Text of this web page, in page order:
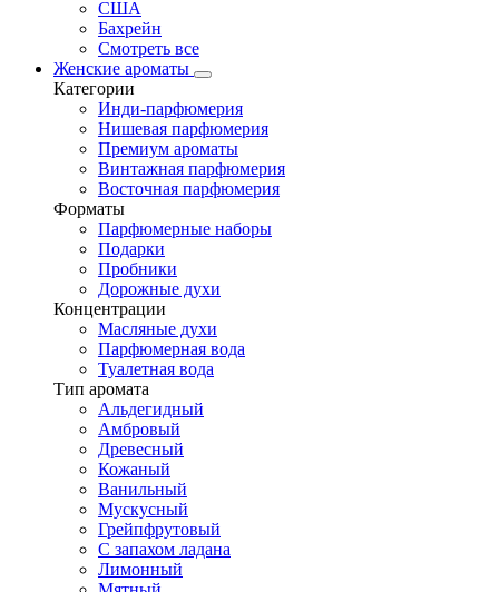
США
Бахрейн
Смотреть все
Женские ароматы
Категории
Инди-парфюмерия
Нишевая парфюмерия
Премиум ароматы
Винтажная парфюмерия
Восточная парфюмерия
Форматы
Парфюмерные наборы
Подарки
Пробники
Дорожные духи
Концентрации
Масляные духи
Парфюмерная вода
Туалетная вода
Тип аромата
Альдегидный
Амбровый
Древесный
Кожаный
Ванильный
Мускусный
Грейпфрутовый
С запахом ладана
Лимонный